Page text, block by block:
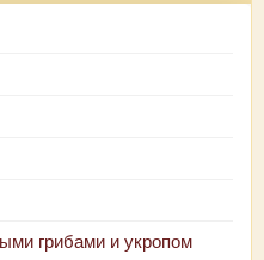
грибами и укропом